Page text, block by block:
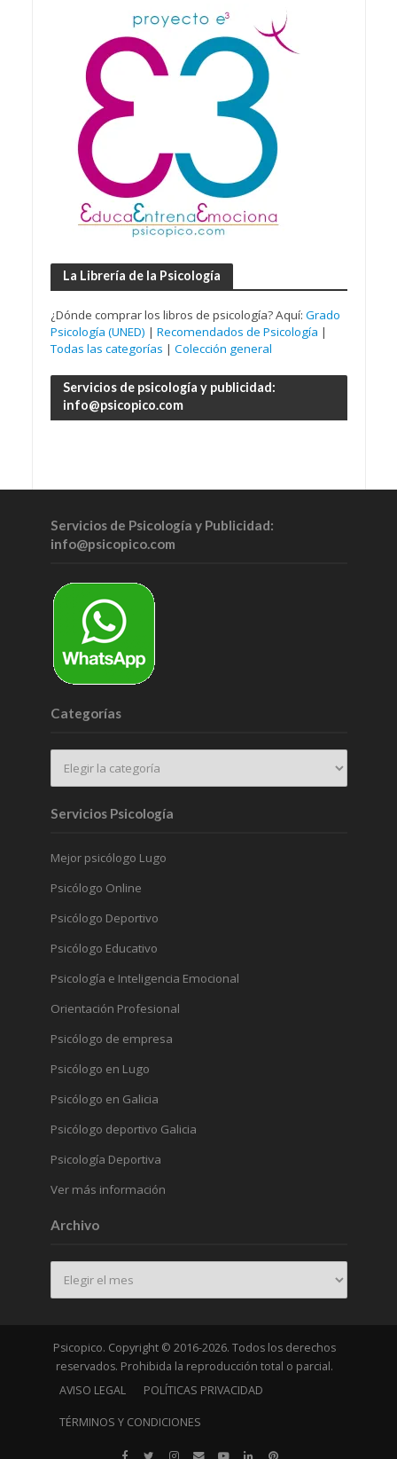
La Librería de la Psicología
¿Dónde comprar los libros de psicología? Aquí: Grado
Psicología (UNED) | Recomendados de Psicología |
Todas las categorías | Colección general
Servicios de psicología y publicidad:
info@psicopico.com
Servicios de Psicología y Publicidad:
info@psicopico.com
Categorías
Servicios Psicología
Mejor psicólogo Lugo
Psicólogo Online
Psicólogo Deportivo
Psicólogo Educativo
Psicología e Inteligencia Emocional
Orientación Profesional
Psicólogo de empresa
Psicólogo en Lugo
Psicólogo en Galicia
Psicólogo deportivo Galicia
Psicología Deportiva
Ver más información
Archivo
Archivo
Psicopico. Copyright © 2016-2026. Todos los derechos
reservados. Prohibida la reproducción total o parcial.
AVISO LEGAL
POLÍTICAS PRIVACIDAD
TÉRMINOS Y CONDICIONES